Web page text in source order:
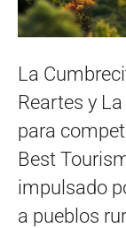
La
Reartes y
para
Best
impulsado
a pueblos